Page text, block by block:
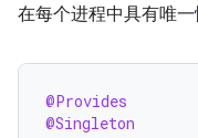
在每个进程中具有唯一
@Provides
@Singleton